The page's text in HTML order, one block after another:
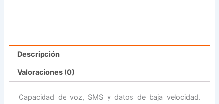
Descripción
Valoraciones (0)
Capacidad de voz, SMS y datos de baja velocidad.